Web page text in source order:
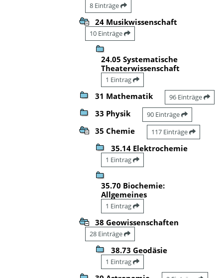
8 Einträge
24 Musikwissenschaft
10 Einträge
24.05 Systematische
Theaterwissenschaft
1 Eintrag
31 Mathematik 96 Einträge
33 Physik 90 Einträge
35 Chemie 117 Einträge
35.14 Elektrochemie
1 Eintrag
35.70 Biochemie:
Allgemeines
1 Eintrag
38 Geowissenschaften
28 Einträge
38.73 Geodäsie
1 Eintrag